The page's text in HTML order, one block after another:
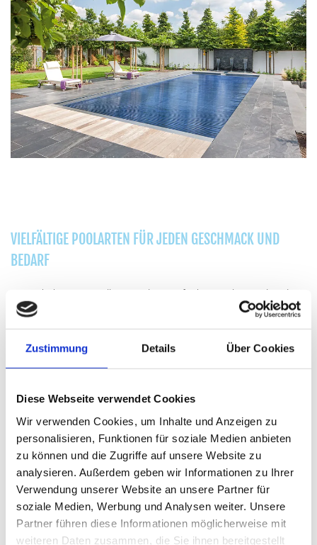
Zustimmung Details Über Cookies
Diese Webseite verwendet Cookies
Wir verwenden Cookies, um Inhalte und Anzeigen zu
personalisieren, Funktionen für soziale Medien anbieten
zu können und die Zugriffe auf unsere Website zu
analysieren. Außerdem geben wir Informationen zu Ihrer
Verwendung unserer Website an unsere Partner für
soziale Medien, Werbung und Analysen weiter. Unsere
Partner führen diese Informationen möglicherweise mit
weiteren Daten zusammen, die Sie ihnen bereitgestellt
VIELFÄLTIGE POOLARTEN FÜR JEDEN GESCHMACK UND
BEDARF
bietet Carsten Päsler verschiedene
Pooltypen an:
Fertigbecken- Diese hochwertigen Pools aus
angeliefert und sind innerhalb weniger Tage einsatzbereit. Als
zertifizierter RivieraPool ProPartner setzt Carsten Päsler bei
Nordhorn auf Premium-Qualität mit sieben spezialisierten
Schichten, die für Langlebigkeit, Formstabilität und
Farbbeständigkeit sorgen.
Folienbecken- Wenn es um maximale Gestaltungsfreiheit geht,
sind Folienbecken die ideale Wahl. Den Formen und Größen sind